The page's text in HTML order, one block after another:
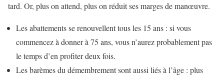
tard. Or, plus on attend, plus on réduit ses marges de manœuvre.
Les abattements se renouvellent tous les 15 ans : si vous
commencez à donner à 75 ans, vous n’aurez probablement pas
le temps d’en profiter deux fois.
Les barèmes du démembrement sont aussi liés à l’âge : plus